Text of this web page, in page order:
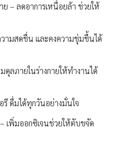
– ลดอาการเหนื่อยล้า ช่วยให้
ามสดชื่น และคงความชุ่มชื้นได้
ดุลภายในร่างกายให้ทำงานได้
ดื่มได้ทุกวันอย่างมั่นใจ
เพิ่มออกซิเจนช่วยให้ตับขจัด